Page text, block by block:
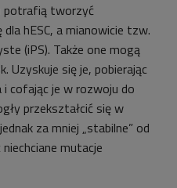
potrafią tworzyć
hESC, a mianowicie tzw.
(iPS). Także one mogą
Uzyskuje się je, pobierając
i cofając je w rozwoju do
przekształcić się w
za mniej „stabilne” od
mutacje